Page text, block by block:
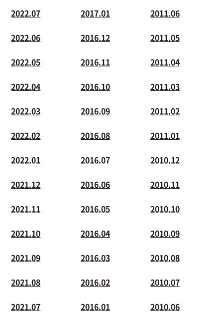
2022.07
2022.06
2022.05
2022.04
2022.03
2022.02
2022.01
2021.12
2021.11
2021.10
2021.09
2021.08
2021.07
2017.01
2016.12
2016.11
2016.10
2016.09
2016.08
2016.07
2016.06
2016.05
2016.04
2016.03
2016.02
2016.01
2011.06
2011.05
2011.04
2011.03
2011.02
2011.01
2010.12
2010.11
2010.10
2010.09
2010.08
2010.07
2010.06